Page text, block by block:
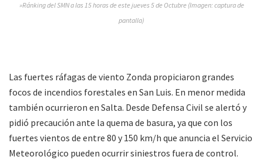
»Ránking del SMN a las 15 horas de este jueves 5 de Octubre (Imagen: captura de
pantalla)
Las fuertes ráfagas de viento Zonda propiciaron grandes
focos de incendios forestales en San Luis. En menor medida
también ocurrieron en Salta. Desde Defensa Civil se alertó y
pidió precaución ante la quema de basura, ya que con los
fuertes vientos de entre 80 y 150 km/h que anuncia el Servicio
Meteorológico pueden ocurrir siniestros fuera de control.